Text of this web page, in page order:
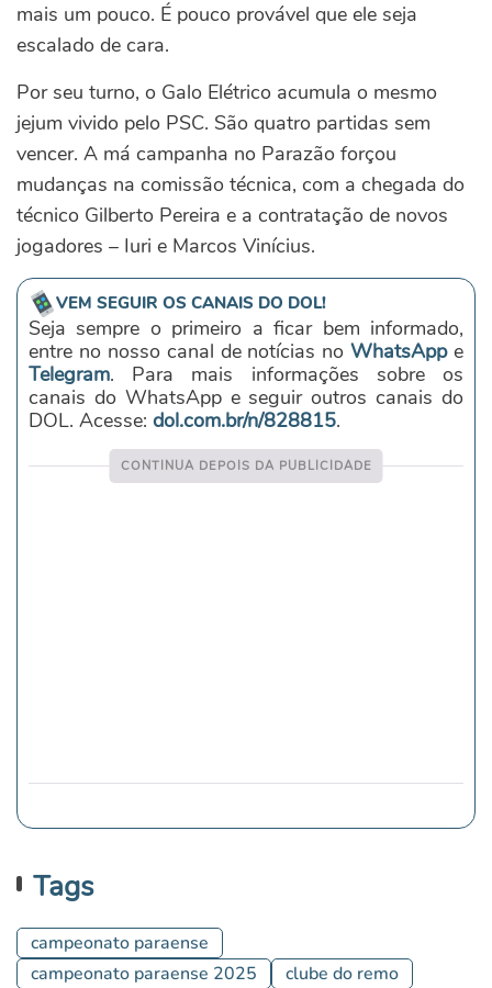
mais um pouco. É pouco provável que ele seja
escalado de cara.
Por seu turno, o Galo Elétrico acumula o mesmo
jejum vivido pelo PSC. São quatro partidas sem
vencer. A má campanha no Parazão forçou
mudanças na comissão técnica, com a chegada do
técnico Gilberto Pereira e a contratação de novos
jogadores – Iuri e Marcos Vinícius.
VEM SEGUIR OS CANAIS DO DOL!
Seja sempre o primeiro a ficar bem informado,
entre no nosso canal de notícias noWhatsAppe
Telegram. Para mais informações sobre os
canais do WhatsApp e seguir outros canais do
DOL. Acesse: dol.com.br/n/828815.
Tags
campeonato paraense
campeonato paraense 2025
clube do remo